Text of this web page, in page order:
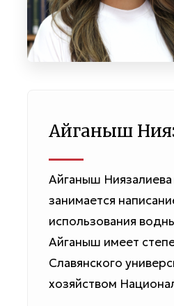
Айганыш
Айганыш
занимается
использования
Aйганыш имеет
Славянского
хозяйством